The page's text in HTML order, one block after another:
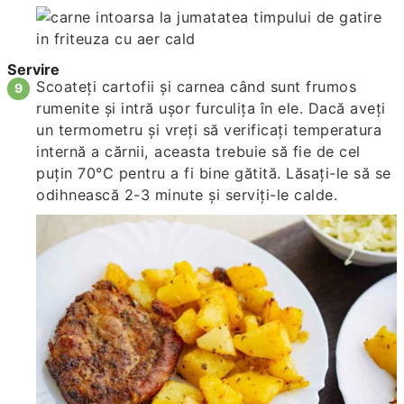
Servire
Scoateți cartofii și carnea când sunt frumos
rumenite și intră ușor furculița în ele. Dacă aveți
un termometru și vreți să verificați temperatura
internă a cărnii, aceasta trebuie să fie de cel
puțin 70°C pentru a fi bine gătită. Lăsați-le să se
odihnească 2-3 minute și serviți-le calde.